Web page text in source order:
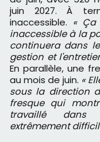
juin 2027. À
inaccessible. «
inaccessible à la
continuera dans
gestion et
En parallèle, une
au mois de juin. «
sous la direction
fresque qui
travaillé dans
extrêmement